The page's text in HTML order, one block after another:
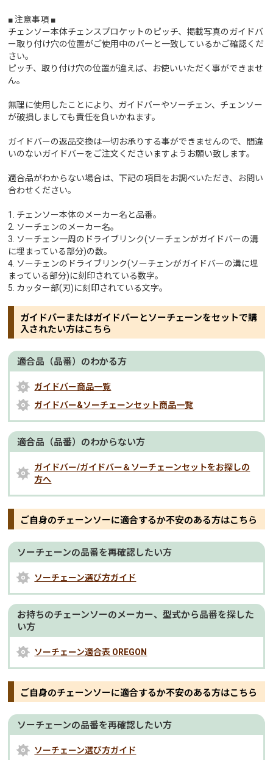
■ 注意事項 ■
チェンソー本体チェンスプロケットのピッチ、掲載写真のガイドバ
ー取り付け穴の位置がご使用中のバーと一致しているかご確認くだ
さい。
ピッチ、取り付け穴の位置が違えば、お使いいただく事ができませ
ん。
無理に使用したことにより、ガイドバーやソーチェン、チェンソー
が破損しましても責任を負いかねます。
ガイドバーの返品交換は一切お承りする事ができませんので、間違
いのないガイドバーをご注文くださいますようお願い致します。
適合品がわからない場合は、下記の項目をお調べいただき、お問い
合わせください。
1. チェンソー本体のメーカー名と品番。
2. ソーチェンのメーカー名。
3. ソーチェン一周のドライブリンク(ソーチェンがガイドバーの溝
に埋まっている部分)の数。
4. ソーチェンのドライブリンク(ソーチェンがガイドバーの溝に埋
まっている部分)に刻印されている数字。
5. カッター部(刃)に刻印されている文字。
ガイドバーまたはガイドバーとソーチェーンをセットで購
入されたい方はこちら
適合品（品番）のわかる方
ガイドバー商品一覧
ガイドバー&ソーチェーンセット商品一覧
適合品（品番）のわからない方
ガイドバー/ガイドバー＆ソーチェーンセットをお探しの
方へ
ご自身のチェーンソーに適合するか不安のある方はこちら
ソーチェーンの品番を再確認したい方
ソーチェーン選び方ガイド
お持ちのチェーンソーのメーカー、型式から品番を探した
い方
ソーチェーン適合表 OREGON
ご自身のチェーンソーに適合するか不安のある方はこちら
ソーチェーンの品番を再確認したい方
ソーチェーン選び方ガイド